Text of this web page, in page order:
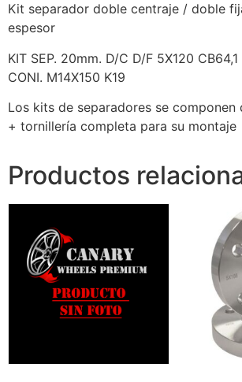
Kit separador doble centraje / doble
espesor
KIT SEP. 20mm. D/C D/F 5X120 CB64,1
CONI. M14X150 K19
Los kits de separadores se componen
+ tornillería completa para su montaje
Productos